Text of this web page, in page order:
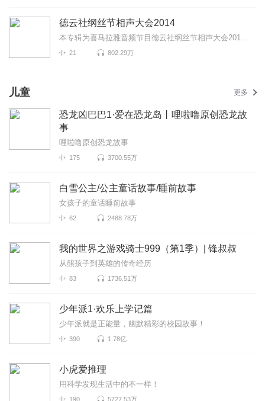
德云社纲丝节相声大会2014
本专辑为喜马拉雅音频节目德云社纲丝节相声大会2014爆笑上线！为您带来《绕口令》《魔术世界》《结巴论...
21 802.29万
儿童 更多
恐龙凶巴巴1·爱在恐龙岛丨哩啦噜原创恐龙故
事
哩啦噜原创恐龙故事
175 3700.55万
白雪公主/公主童话故事/睡前故事
女孩子的童话睡前故事
62 2488.78万
我的世界之游戏骑士999（第1季）| 锋叔叔
从熊孩子到英雄的传奇经历
83 1736.51万
少年派1·欢乐上学记篇
少年派就是正能量，幽默精彩的校园故事！
390 1.78亿
小虎爱推理
用科学发现生活中的不一样！
190 5727.53万